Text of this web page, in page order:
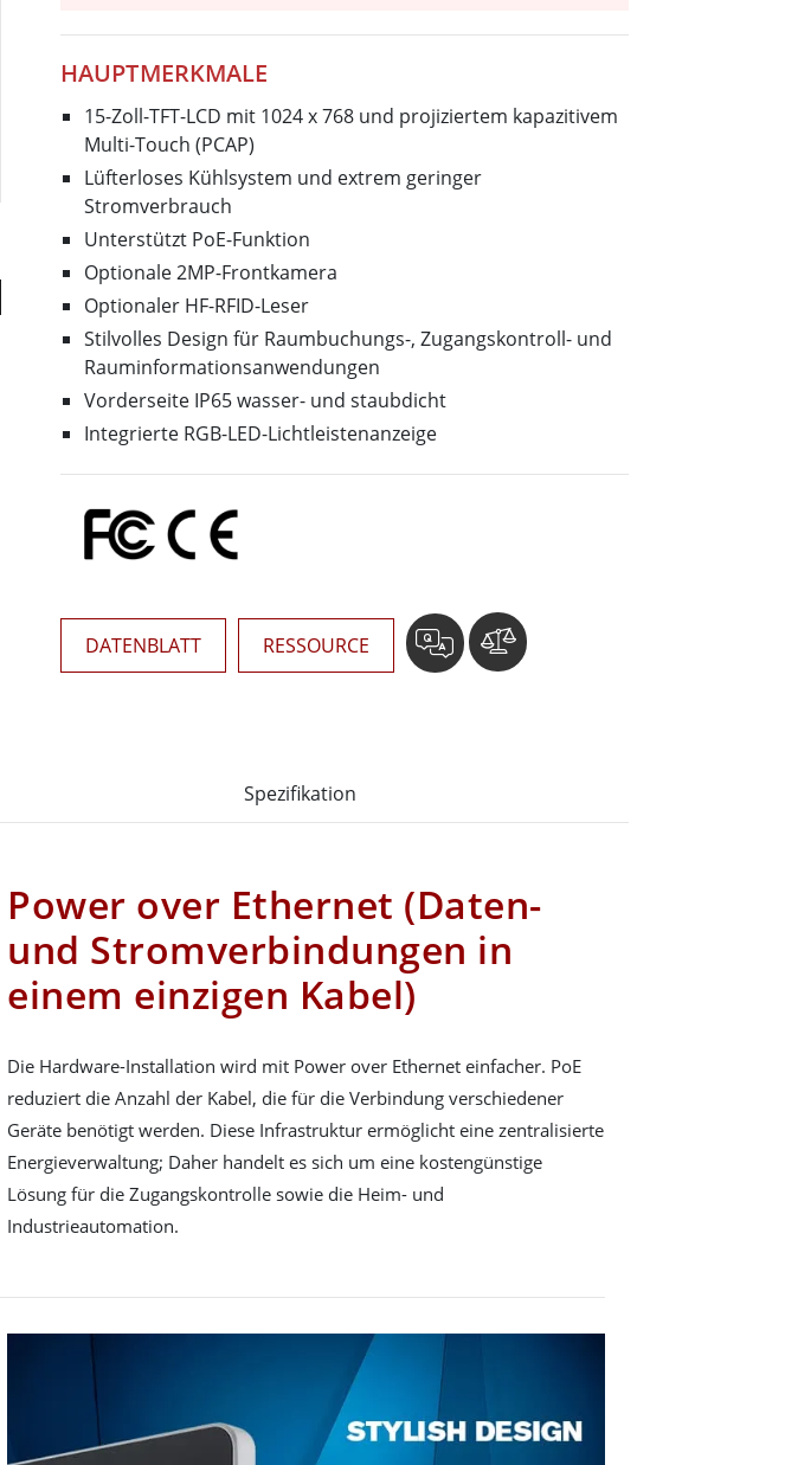
Display für das Gesundheitswesen
Edge-KI-Mobilität
Edge AI Panel-PCs
Edge-KI-Computing
Edelstahl-Panel-PCs
HAUPTMERKMALE
15-Zoll-TFT-LCD mit 1024 x 768 und projiziertem kapazitivem
Multi-Touch (PCAP)
Lüfterloses Kühlsystem und extrem geringer
Stromverbrauch
Unterstützt PoE-Funktion
Optionale 2MP-Frontkamera
Optionaler HF-RFID-Leser
Stilvolles Design für Raumbuchungs-, Zugangskontroll- und
Rauminformationsanwendungen
Vorderseite IP65 wasser- und staubdicht
Integrierte RGB-LED-Lichtleistenanzeige
DATENBLATT RESSOURCE
Spezifikation
Power over Ethernet (Daten-
und Stromverbindungen in
einem einzigen Kabel)
Die Hardware-Installation wird mit Power over Ethernet einfacher. PoE
reduziert die Anzahl der Kabel, die für die Verbindung verschiedener
Geräte benötigt werden. Diese Infrastruktur ermöglicht eine zentralisierte
Energieverwaltung; Daher handelt es sich um eine kostengünstige
Lösung für die Zugangskontrolle sowie die Heim- und
Industrieautomation.